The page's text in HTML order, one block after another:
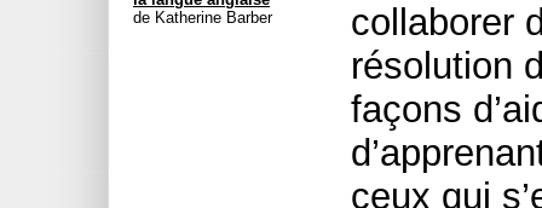
de Katherine Barber
collaborer
résolution
façons
ceux qui